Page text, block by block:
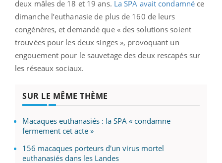
deux mâles de 18 et 19 ans. La SPA avait condamnéce
dimanche l’euthanasie de plus de 160 de leurs
congénères, et demandé que « des solutions soient
trouvées pour les deux singes », provoquant un
engouement pour le sauvetage des deux rescapés sur
les réseaux sociaux.
SUR LE MÊME THÈME
Macaques euthanasiés : la SPA « condamne
fermement cet acte »
156 macaques porteurs d'un virus mortel
euthanasiés dans les Landes